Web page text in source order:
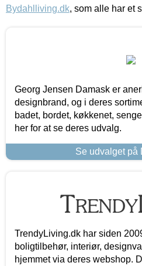
Bydahlliving.dk, som alle har et
Georg Jensen Damask er
designbrand, og i deres
badet, bordet, køkkenet,
her for at se deres udvalg.
Se udvalget på
TrendyLiving.dk har siden
boligtilbehør, interiør,
hjemmet via deres webshop.